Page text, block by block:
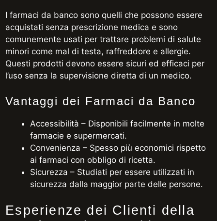
I farmaci da banco sono quelli che possono essere
acquistati senza prescrizione medica e sono
comunemente usati per trattare problemi di salute
minori come mal di testa, raffreddore e allergie.
Questi prodotti devono essere sicuri ed efficaci per
l’uso senza la supervisione diretta di un medico.
Vantaggi dei Farmaci da Banco
Accessibilità – Disponibili facilmente in molte
farmacie e supermercati.
Convenienza – Spesso più economici rispetto
ai farmaci con obbligo di ricetta.
Sicurezza – Studiati per essere utilizzati in
sicurezza dalla maggior parte delle persone.
Esperienze dei Clienti della